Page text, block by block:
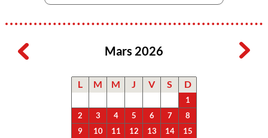
Mars 2026
L M M J V S D
1
2
3 4 5 6 7
8
9
10 11 12 13 14
15